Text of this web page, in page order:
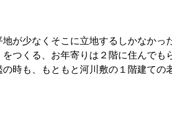
が少なくそこに立地するしかなかっ
つくる、お年寄りは２階に住んでも
時も、もともと河川敷の１階建ての